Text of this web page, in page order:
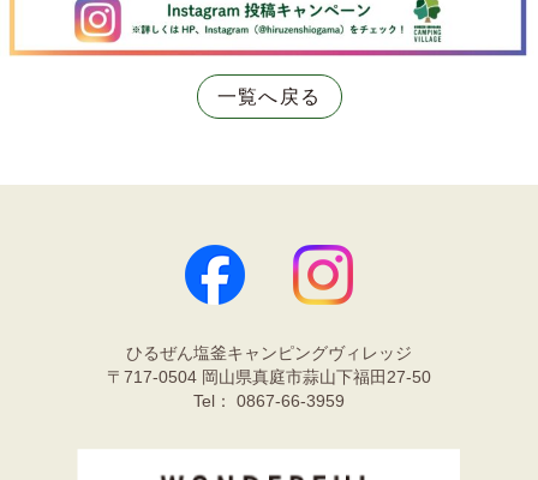
一覧へ戻る
ひるぜん塩釜キャンピングヴィレッジ
〒717-0504 岡山県真庭市蒜山下福田27-50
Tel： 0867-66-3959